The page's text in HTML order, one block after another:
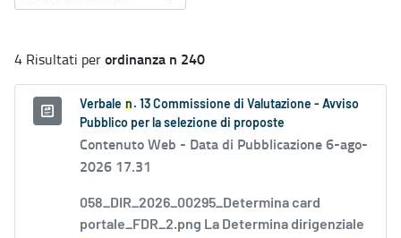
4 Risultati perordinanza n 240
Verbale n . 13 Commissione di Valutazione - Avviso
Pubblico per la selezione di proposte
Contenuto Web - Data di Pubblicazione 6-ago-
2026 17.31
058_DIR_2026_00295_Determina card
portale_FDR_2.png La Determina dirigenziale